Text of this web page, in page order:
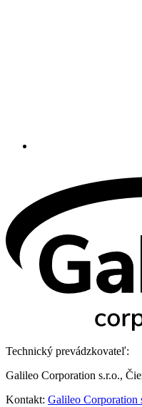
Technický prevádzkovateľ:
Galileo Corporation s.r.o.,
Kontakt: Galileo Corporation